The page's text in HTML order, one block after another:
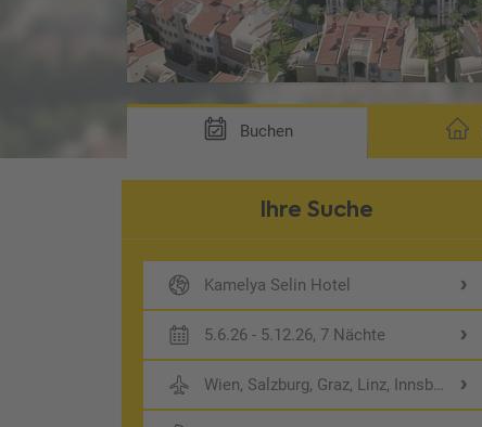
Buchen
Ihre Suche
Kamelya Selin Hotel
5.6.26 - 5.12.26, 7 Nächte
Wien, Salzburg, Graz, Linz, Innsbruck